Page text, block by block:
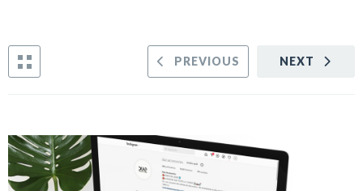
NEXT
PREVIOUS